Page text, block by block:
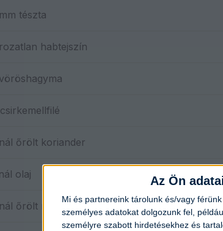
Az Ön
Mi és partnereink tárolunk és/vagy
személyes adatokat dolgozunk fel,
személyre szabott hirdetésekhez és
tészta
habtejszín
vöröshagyma
csirkemellfilé
őrölt koriander
olaj
őrölt római kömény